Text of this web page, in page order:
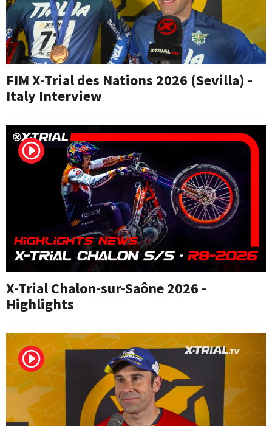
FIM X-Trial des Nations 2026 (Sevilla) -
Italy Interview
X-Trial Chalon-sur-Saône 2026 -
Highlights